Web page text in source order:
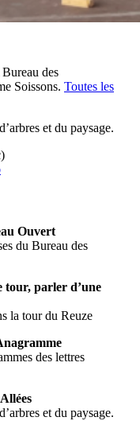
des
Soissons. Toutes les
et du paysage.
Ouvert
du Bureau des
tour, parler d’une
la tour du Reuze
des lettres
et du paysage.